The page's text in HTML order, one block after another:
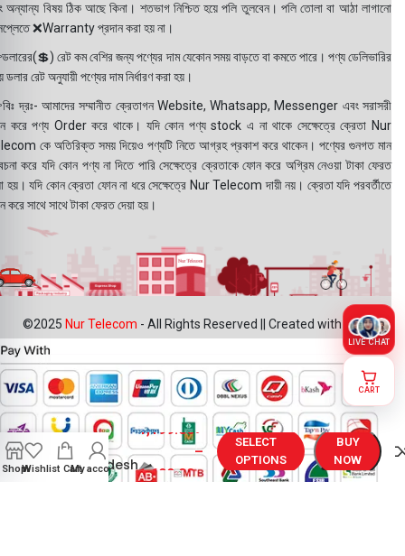
অন্যান্য বিষয় ঠিক আছে কিনা। শতভাগ নিশ্চিত হয়ে পলি তুলবেন। পলি তোলা বা আঠা লাগানো
❌Warranty প্রদান করা হয় না।
রেট কম বেশির জন্য পণ্যের দাম যেকোন সময় বাড়তে বা কমতে পারে। পণ্য ডেলিভারির
ডলার রেট অনুযায়ী পণ্যের দাম নির্ধারণ করা হয়।
দ্রঃ- আমাদের সম্মানীত ক্রেতাগন Website, Whatsapp, Messenger এবং সরাসরী
করে পণ্য Order করে থাকে। যদি কোন পণ্য stock এ না থাকে সেক্ষেত্রে ক্রেতা Nur
কে অতিরিক্ত সময় দিয়েও পণ্যটি নিতে আগ্রহ প্রকাশ করে থাকেন। পণ্যের গুনগত মান
করে যদি কোন পণ্য না দিতে পারি সেক্ষেত্রে ক্রেতাকে ফোন করে অগ্রিম নেওয়া টাকা ফেরত
হয়। যদি কোন ক্রেতা ফোন না ধরে সেক্ষেত্রে Nur Telecom দায়ী নয়। ক্রেতা যদি পরবর্তীতে
করে সাথে সাথে টাকা ফেরত দেয়া হয়।
©2025 Nur Telecom - All Rights Reserved || Created with ❤
ShopWishlist CartMy account
Vivo Y51a
Display
Price in
Bangladesh
1,199.00৳
–
1,699.00৳
SELECT
OPTIONS
BUY
NOW
LIVE CHAT
CART